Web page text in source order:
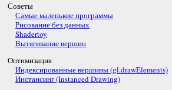
Советы
Самые маленькие программы
Рисование без данных
Shadertoy
Вытягивание вершин
Оптимизация
Индексированные вершины (gl.drawElements)
Инстансинг (Instanced Drawing)